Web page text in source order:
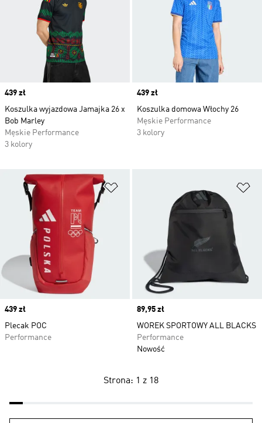
Price
439 zł
Koszulka wyjazdowa Jamajka 26 x
Bob Marley
Męskie Performance
3 kolory
Price
439 zł
Koszulka domowa Włochy 26
Męskie Performance
3 kolory
Price
439 zł
Plecak POC
Performance
Price
89,95 zł
WOREK SPORTOWY ALL BLACKS
Performance
Nowość
Strona: 1 z 18